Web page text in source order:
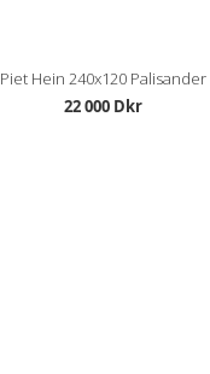
Piet Hein 240x120 Palisander
22 000 Dkr